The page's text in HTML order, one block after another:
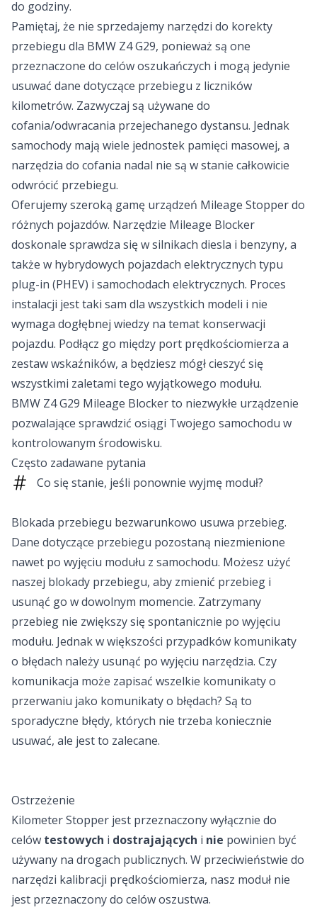
do godziny.
Pamiętaj, że nie sprzedajemy narzędzi do korekty
przebiegu dla BMW Z4 G29, ponieważ są one
przeznaczone do celów oszukańczych i mogą jedynie
usuwać dane dotyczące przebiegu z liczników
kilometrów. Zazwyczaj są używane do
cofania/odwracania przejechanego dystansu. Jednak
samochody mają wiele jednostek pamięci masowej, a
narzędzia do cofania nadal nie są w stanie całkowicie
odwrócić przebiegu.
Oferujemy szeroką gamę urządzeń Mileage Stopper do
różnych pojazdów. Narzędzie Mileage Blocker
doskonale sprawdza się w silnikach diesla i benzyny, a
także w hybrydowych pojazdach elektrycznych typu
plug-in (PHEV) i samochodach elektrycznych. Proces
instalacji jest taki sam dla wszystkich modeli i nie
wymaga dogłębnej wiedzy na temat konserwacji
pojazdu. Podłącz go między port prędkościomierza a
zestaw wskaźników, a będziesz mógł cieszyć się
wszystkimi zaletami tego wyjątkowego modułu.
BMW Z4 G29 Mileage Blocker to niezwykłe urządzenie
pozwalające sprawdzić osiągi Twojego samochodu w
kontrolowanym środowisku.
Często zadawane pytania
Co się stanie, jeśli ponownie wyjmę moduł?
Blokada przebiegu bezwarunkowo usuwa przebieg.
Dane dotyczące przebiegu pozostaną niezmienione
nawet po wyjęciu modułu z samochodu. Możesz użyć
naszej blokady przebiegu, aby zmienić przebieg i
usunąć go w dowolnym momencie. Zatrzymany
przebieg nie zwiększy się spontanicznie po wyjęciu
modułu. Jednak w większości przypadków komunikaty
o błędach należy usunąć po wyjęciu narzędzia. Czy
komunikacja może zapisać wszelkie komunikaty o
przerwaniu jako komunikaty o błędach? Są to
sporadyczne błędy, których nie trzeba koniecznie
usuwać, ale jest to zalecane.
Ostrzeżenie
Kilometer Stopper jest przeznaczony wyłącznie do
celów testowych i dostrajających i nie powinien być
używany na drogach publicznych. W przeciwieństwie do
narzędzi kalibracji prędkościomierza, nasz moduł nie
jest przeznaczony do celów oszustwa.